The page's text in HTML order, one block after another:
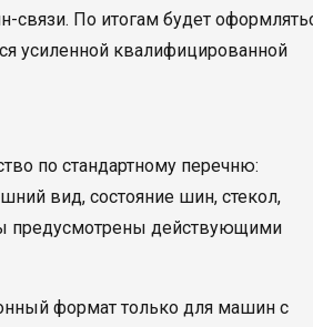
связи. По итогам будет
усиленной квалифицированной
по стандартному перечню:
вид, состояние шин, стекол,
предусмотрены действующими
формат только для машин с